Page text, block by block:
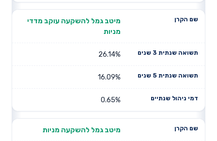
מיטב גמל להשקעה עוקב מדדי
מניות
26.14%
16.09%
0.65%
מיטב גמל להשקעה מניות